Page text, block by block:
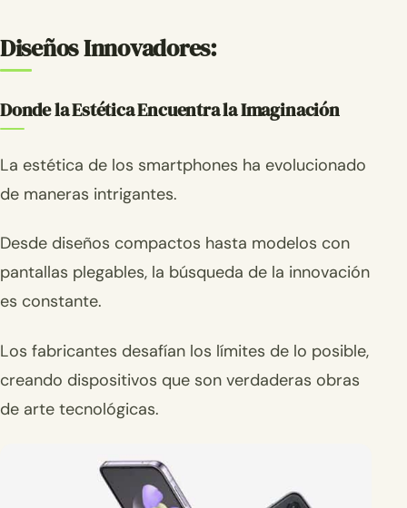
Diseños Innovadores:
Donde la Estética Encuentra la Imaginación
La estética de los smartphones ha evolucionado
de maneras intrigantes.
Desde diseños compactos hasta modelos con
pantallas plegables, la búsqueda de la innovación
es constante.
Los fabricantes desafían los límites de lo posible,
creando dispositivos que son verdaderas obras
de arte tecnológicas.